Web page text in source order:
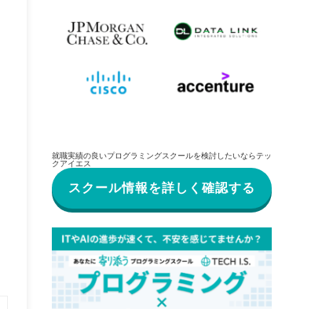
就職実績の良いプログラミングスクールを検討したいならテッ
クアイエス
スクール情報を詳しく確認する